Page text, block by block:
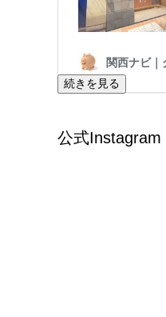
続きを見る
公式Instagram